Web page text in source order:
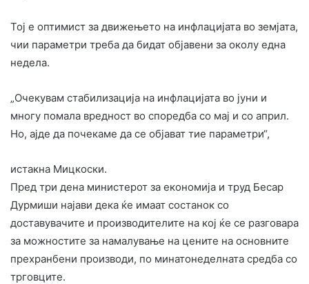
Тој е оптимист за движењето на инфлацијата во земјата,
чии параметри треба да бидат објавени за околу една
недела.
„Очекувам стабилизација на инфлацијата во јуни и
многу помала вредност во споредба со мај и со април.
Но, ајде да почекаме да се објават тие параметри“,
истакна Мицкоски.
Пред три дена министерот за економија и труд Бесар
Дурмиши најави дека ќе имаат состанок со
доставувачите и производителите на кој ќе се разговара
за можностите за намалување на цените на основните
прехранбени производи, по минатонеделната средба со
трговците.